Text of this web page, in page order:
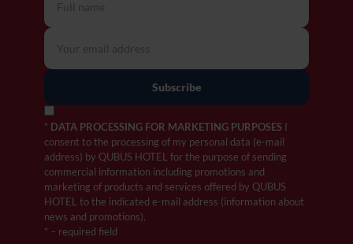
* DATA PROCESSING FOR MARKETING PURPOSES I
consent to the processing of my personal data (e-mail
address) by QUBUS HOTEL for the purpose of sending
commercial information including promotions and
marketing of products and services offered by QUBUS
HOTEL to the indicated e-mail address (information about
news and promotions).
* – required field